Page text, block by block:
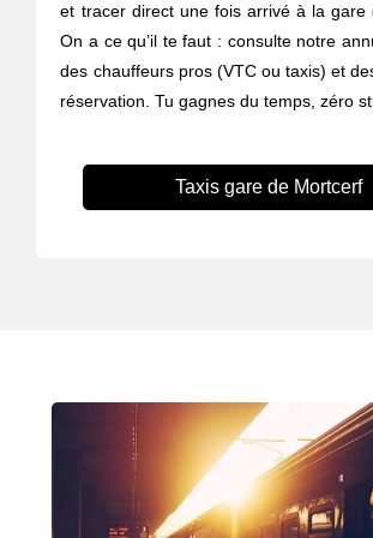
et tracer direct une fois arrivé à la gare
On a ce qu’il te faut : consulte notre
des chauffeurs pros (VTC ou taxis) et
réservation. Tu gagnes du temps, zéro
Taxis gare de Mortcerf